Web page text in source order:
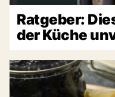
Ratgeber:
der Küche